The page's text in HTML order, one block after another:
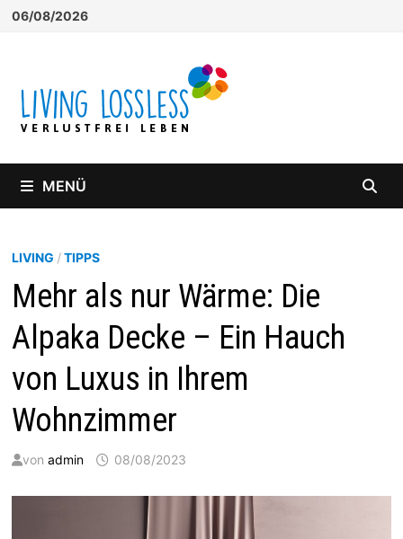
Zum
06/08/2026
MENÜ
LIVING /TIPPS
Mehr als nur Wärme: Die
Alpaka Decke – Ein Hauch
von Luxus in Ihrem
Wohnzimmer
von admin 08/08/2023